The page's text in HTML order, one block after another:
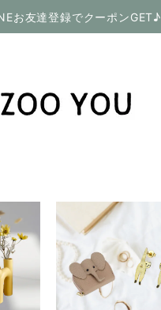
お友達登録でクーポンGET♪